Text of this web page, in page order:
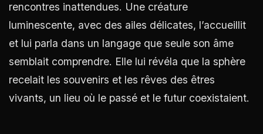
rencontres inattendues. Une créature
luminescente, avec des ailes délicates, l’accueillit
et lui parla dans un langage que seule son âme
semblait comprendre. Elle lui révéla que la sphère
recelait les souvenirs et les rêves des êtres
vivants, un lieu où le passé et le futur coexistaient.